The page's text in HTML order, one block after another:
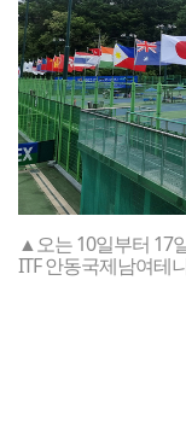
▲오는 10일부터 17
ITF 안동국제남여테